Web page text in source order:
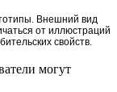
Внешний вид
от иллюстраций
свойств.
могут